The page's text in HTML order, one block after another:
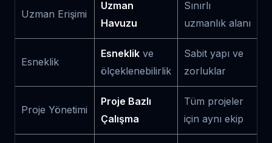
Uzman Erişimi
Uzman
Havuzu
Sınırlı
uzmanlık alanı
Esneklik
Esneklik ve
ölçeklenebilirlik
Sabit yapı ve
zorluklar
Proje Yönetimi
Proje Bazlı
Çalışma
Tüm projeler
için aynı ekip